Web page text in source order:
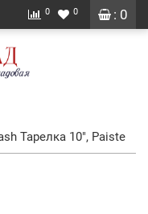
: 0
0 0
Тарелка 10", Paiste